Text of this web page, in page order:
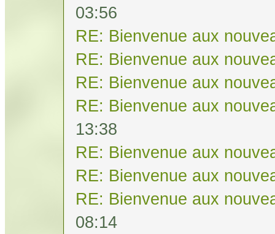
03:56
RE: Bienvenue aux
RE: Bienvenue aux
RE: Bienvenue aux
RE: Bienvenue aux
13:38
RE: Bienvenue aux
RE: Bienvenue aux
RE: Bienvenue aux
08:14